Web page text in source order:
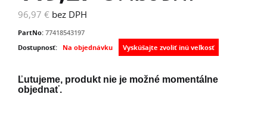
96,97 € bez DPH
PartNo: 77418543197
Dostupnosť:
Na objednávku
Ľutujeme, produkt nie je možné momentálne
objednať.